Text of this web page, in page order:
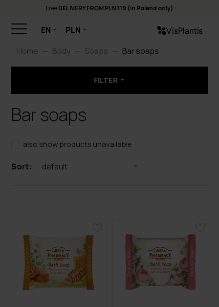
FreeDELIVERY FROM PLN 119 (in Poland only)
EN
PLN
Home
Body Soaps Bar soaps
FILTER
Bar soaps
also show products unavailable
Sort: default